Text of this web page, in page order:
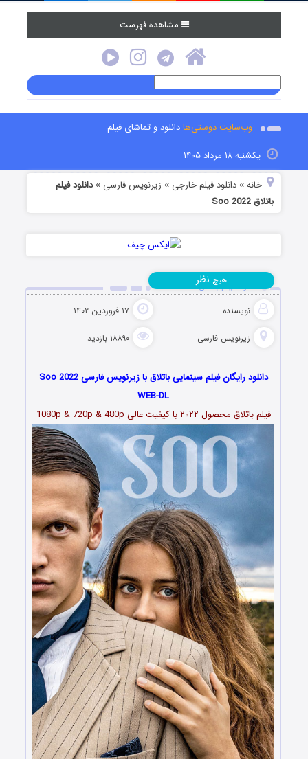
مشاهده فهرست
وب‌سایت دوستی‌هادانلود و تماشای فیلم
یکشنبه ۱۸ مرداد ۱۴۰۵
خانه »دانلود فیلم خارجی » زیرنویس فارسی »دانلود فیلم
باتلاق Soo 2022
دانلود فیلم باتلاق Soo 2022
نویسنده ۱۷ فروردین ۱۴۰۲
زیرنویس فارسی ۱۸۸۹۰ بازدید
هیچ نظر
دانلود رایگان فیلم سینمایی باتلاق با زیرنویس فارسی Soo 2022
WEB-DL
فیلم باتلاق محصول ۲۰۲۲
با کیفیت عالی 1080p & 720p & 480p